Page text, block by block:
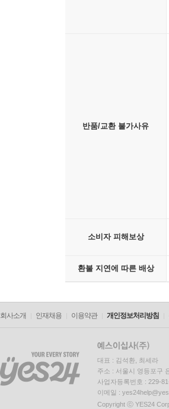
반품/교환 불가사유
소비자 피해보상
환불 지연에 따른 배상
회사소개 인재채용 이용약관 개인정보처리방침
대표 : 김석환, 최세라
주소 : 서울시 영등포구
사업자등록번호 : 229-
이메일 :
Copyright ⓒ YES24